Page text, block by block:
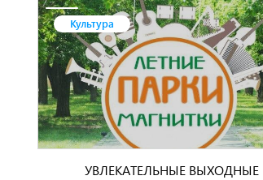
Культура
УВЛЕКАТЕЛЬНЫЕ ВЫХОДНЫЕ